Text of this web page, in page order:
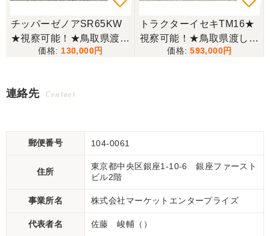
チッパーゼノアSR65KW
★視察可能！★鳥取県渡し
ゼノア チッパー SR65KW
現状渡し【P11165139】
130,000
トラクターイセキTM16★
視察可能！★鳥取県渡し
イセキ トラクター TM16 1
593,000
連絡先 Contact
郵便番号 104-0061
住所
東京都中央区銀座1-10-6 銀座ファースト
ビル2階
事業所名 株式会社マーケットエンタープライズ
代表者名 佐藤 峻輔（）